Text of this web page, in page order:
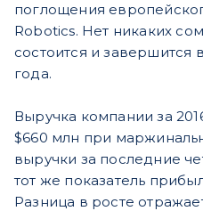
поглощения
Robotics. Нет никаких
состоится и завершится
года.
Выручка компании за
$660 млн при
выручки за последние
тот же показатель
Разница в росте